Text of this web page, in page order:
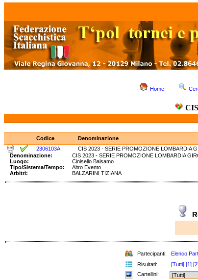
Home
Codice Denominazione
2306103A
CIS 2023 - SERIE PROMOZIONE LOMBARDIA
Denominazione:
CIS 2023 - SERIE PROMOZIONE LOMBARDIA
Luogo:
Cinisello Balsamo
Tipo/Sistema/Tempo:
Altro Evento
Arbitri:
BALZARINI TIZIANA
Partecipanti: Elenco
Risultati:
[Tutti] [1]
Cartellini: